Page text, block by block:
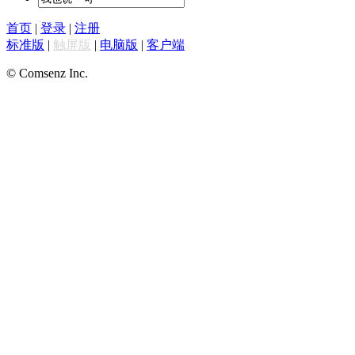
首页 | 登录 | 注册
标准版 | 触屏版 | 电脑版 | 客户端
© Comsenz Inc.